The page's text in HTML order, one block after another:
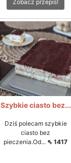
Zobacz przepis!
Szybkie ciasto bez...
Dziś polecam szybkie
ciasto bez
pieczenia.Od... ⇖ 1417